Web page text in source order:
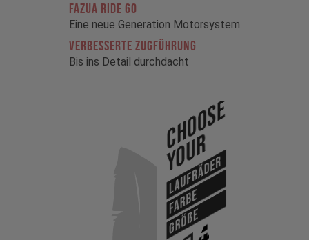
FAZUA RIDE 60
Eine neue Generation Motorsystem
VERBESSERTE ZUGFÜHRUNG
Bis ins Detail durchdacht
Choose
Your
Laufräder
Farbe
Größe